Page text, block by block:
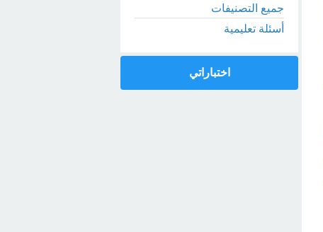
جميع التصنيفات
أسئلة تعليمية
اختباراتي